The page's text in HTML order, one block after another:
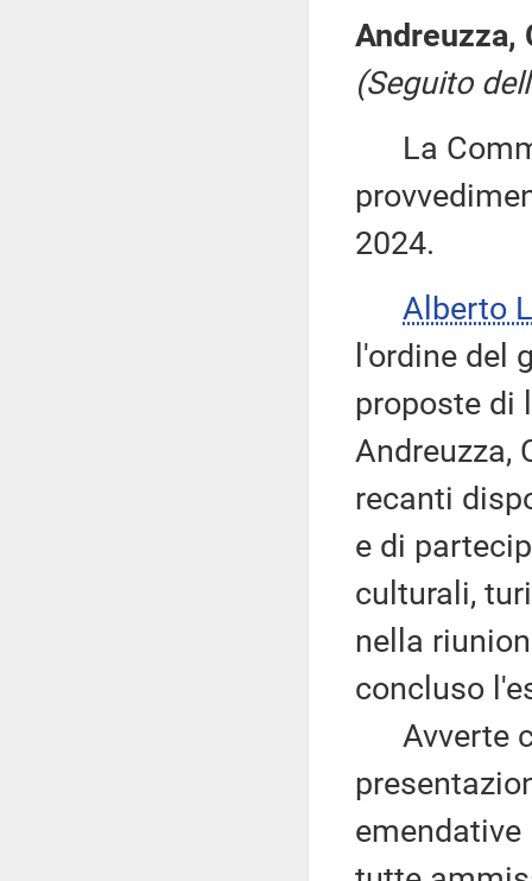
Andreuzza,
(Seguito
La
2024.
Alberto
l'ordine del
proposte di
Andreuzza,
recanti
e di
culturali,
nella
concluso
Avverte
emendative